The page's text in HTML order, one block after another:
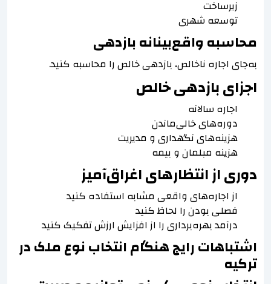
زیرساخت
توسعه شهری
محاسبه واقع‌بینانه بازدهی
به‌جای اجاره ناخالص، بازدهی خالص را محاسبه کنید.
اجزای بازدهی خالص
اجاره سالانه
دوره‌های خالی‌ماندن
هزینه‌های نگهداری و مدیریت
هزینه مبلمان و بیمه
دوری از انتظارهای اغراق‌آمیز
از اجاره‌های واقعی مشابه استفاده کنید
فصلی بودن را لحاظ کنید
درآمد بهره‌برداری را از افزایش ارزش تفکیک کنید
اشتباهات رایج هنگام انتخاب نوع ملک در
ترکیه